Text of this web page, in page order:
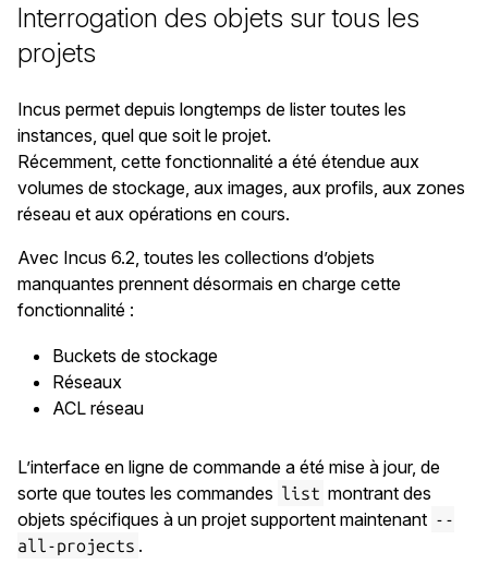
Interrogation des objets sur tous les
projets
Incus permet depuis longtemps de lister toutes les
instances, quel que soit le projet.
Récemment, cette fonctionnalité a été étendue aux
volumes de stockage, aux images, aux profils, aux zones
réseau et aux opérations en cours.
Avec Incus 6.2, toutes les collections d’objets
manquantes prennent désormais en charge cette
fonctionnalité :
Buckets de stockage
Réseaux
ACL réseau
L’interface en ligne de commande a été mise à jour, de
sorte que toutes les commandes list montrant des
objets spécifiques à un projet supportent maintenant --
all-projects .